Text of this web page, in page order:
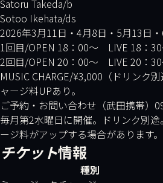
Satoru Takeda/b
Sotoo Ikehata/ds
2026年3月11日・4月8日・5月13日
1回目/OPEN 18：00～ LIVE 18：
2回目/OPEN 20：00～ LIVE 20：
MUSIC CHARGE/¥3,000（ドリンク
ャージ料UPあり。
ご予約・お問い合わせ（武田携帯）
毎月第2水曜日に開催。ドリンク別
ージ料がアップする場合があります。
チケット情報
種別